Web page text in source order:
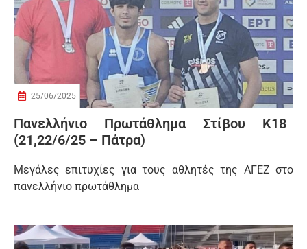
25/06/2025
Πανελλήνιο Πρωτάθλημα Στίβου Κ18
(21,22/6/25 – Πάτρα)
Μεγάλες επιτυχίες για τους αθλητές της ΑΓΕΖ στο
πανελλήνιο πρωτάθλημα